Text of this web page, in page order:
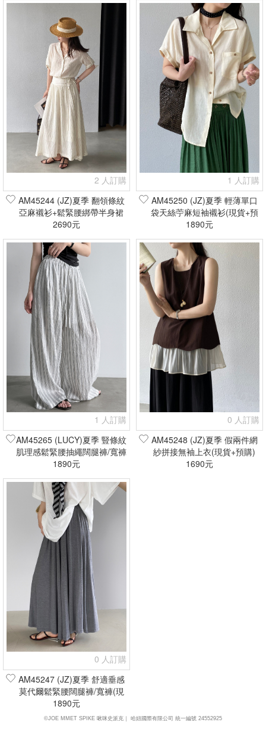
2 人訂購
AM45244 (JZ)夏季 翻領條紋
亞麻襯衫+鬆緊腰綁帶半身裙
套裝(現貨+預購)
2690元
1 人訂購
AM45250 (JZ)夏季 輕薄單口
袋天絲苧麻短袖襯衫(現貨+預
購)
1890元
1 人訂購
AM45265 (LUCY)夏季 豎條紋
肌理感鬆緊腰抽繩闊腿褲/寬褲
(現貨+預購)
1890元
0 人訂購
AM45248 (JZ)夏季 假兩件網
紗拼接無袖上衣(現貨+預購)
1690元
0 人訂購
AM45247 (JZ)夏季 舒適垂感
莫代爾鬆緊腰闊腿褲/寬褲(現
貨+預購)
1890元